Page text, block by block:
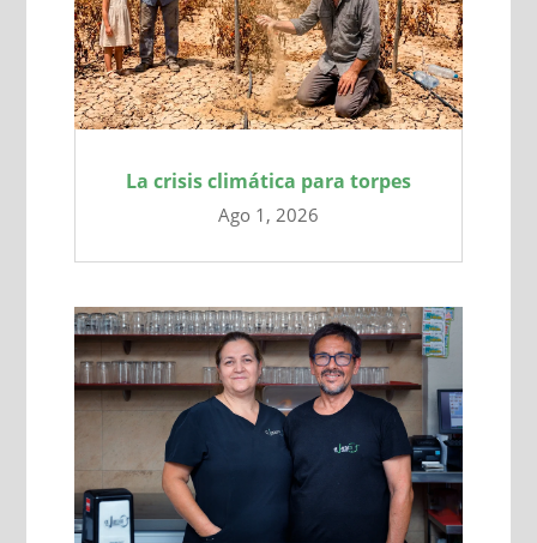
La crisis climática para torpes
Ago 1, 2026